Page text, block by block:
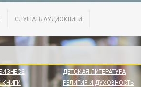
СЛУШАТЬ АУДИОКНИГИ
КНИГИ
ДЕТСКАЯ ЛИТЕРАТУРА
РЕЛИГИЯ И ДУХОВНОСТЬ